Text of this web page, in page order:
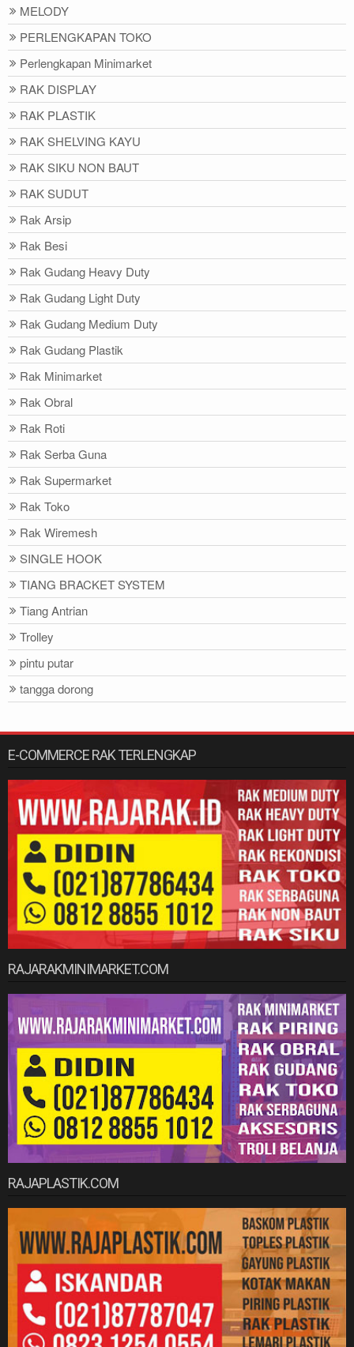
MELODY
PERLENGKAPAN TOKO
Perlengkapan Minimarket
RAK DISPLAY
RAK PLASTIK
RAK SHELVING KAYU
RAK SIKU NON BAUT
RAK SUDUT
Rak Arsip
Rak Besi
Rak Gudang Heavy Duty
Rak Gudang Light Duty
Rak Gudang Medium Duty
Rak Gudang Plastik
Rak Minimarket
Rak Obral
Rak Roti
Rak Serba Guna
Rak Supermarket
Rak Toko
Rak Wiremesh
SINGLE HOOK
TIANG BRACKET SYSTEM
Tiang Antrian
Trolley
pintu putar
tangga dorong
E-COMMERCE RAK TERLENGKAP
RAJARAKMINIMARKET.COM
RAJAPLASTIK.COM